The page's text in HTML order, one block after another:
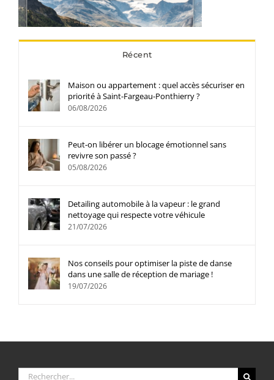
Récent
Maison ou appartement : quel accès sécuriser en
priorité à Saint-Fargeau-Ponthierry ?
06/08/2026
Peut-on libérer un blocage émotionnel sans
revivre son passé ?
05/08/2026
Detailing automobile à la vapeur : le grand
nettoyage qui respecte votre véhicule
21/07/2026
Nos conseils pour optimiser la piste de danse
dans une salle de réception de mariage !
19/07/2026
Rechercher: